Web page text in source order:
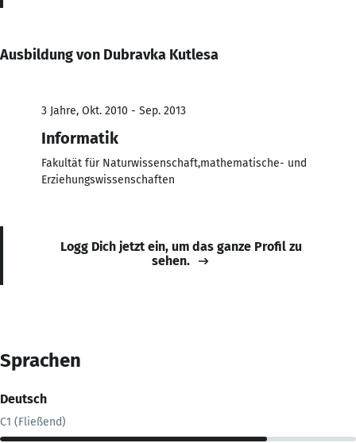
Ausbildung von Dubravka Kutlesa
3 Jahre, Okt. 2010 - Sep. 2013
Informatik
Fakultät für Naturwissenschaft,mathematische- und
Erziehungswissenschaften
Logg Dich jetzt ein, um das ganze Profil zu
sehen.
Sprachen
Deutsch
C1 (Fließend)